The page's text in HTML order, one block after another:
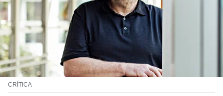
CRÍTICA